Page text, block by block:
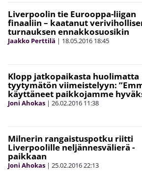
Liverpoolin tie Eurooppa-liigan
finaaliin – kaatanut
turnauksen ennakkosuosikin
Jaakko Perttilä | 18.05.2016 18:45
Klopp jatkopaikasta huolimatta
tyytymätön viimeistelyyn:
käyttäneet paikkojamme
Joni Ahokas | 26.02.2016 11:38
Milnerin rangaistuspotku riitti
Liverpoolille neljännesvälierä -
paikkaan
Joni Ahokas | 25.02.201622:13